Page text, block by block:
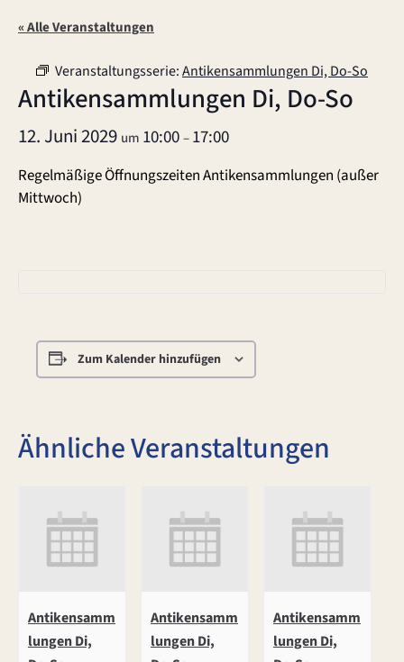
« Alle Veranstaltungen
Veranstaltungsserie:Antikensammlungen Di, Do-So
Antikensammlungen Di, Do-So
12. Juni 2029 um 10:00–17:00
Regelmäßige Öffnungszeiten Antikensammlungen (außer
Mittwoch)
Zum Kalender hinzufügen
Ähnliche Veranstaltungen
Antikensamm
lungen Di,
Antikensamm
lungen Di,
Antikensamm
lungen Di,